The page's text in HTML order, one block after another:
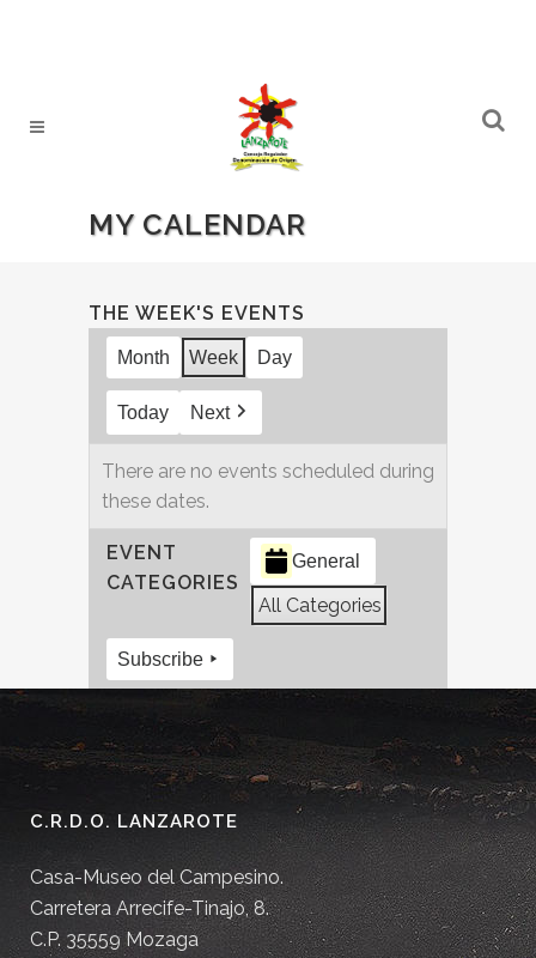
MY CALENDAR
THE WEEK'S EVENTS
Month Week Day
Today Next
There are no events scheduled during
these dates.
EVENT
CATEGORIES
General
All Categories
Subscribe
C.R.D.O. LANZAROTE
Casa-Museo del Campesino.
Carretera Arrecife-Tinajo, 8.
C.P. 35559 Mozaga